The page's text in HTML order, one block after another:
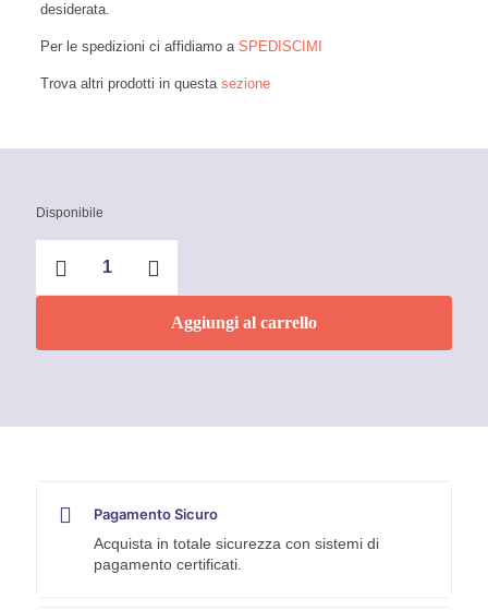
desiderata.
Per le spedizioni ci affidiamo a SPEDISCIMI
Trova altri prodotti in questa sezione
Disponibile
Corsa
quantità
Aggiungi al carrello
Pagamento Sicuro
Acquista in totale sicurezza con sistemi di
pagamento certificati.